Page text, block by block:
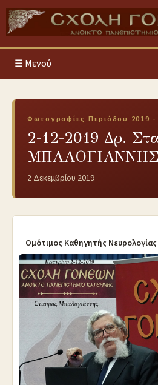
Μενού
Φωτογραφίες Περιόδου 2019 -
2-12-2019 Δρ.
ΜΠΑΛΟΓΙΑΝΝΗΣ
2 Δεκεμβρίου 2019
Ομότιμος Καθηγητής